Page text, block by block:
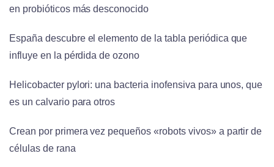
en probióticos más desconocido
España descubre el elemento de la tabla periódica que
influye en la pérdida de ozono
Helicobacter pylori: una bacteria inofensiva para unos, que
es un calvario para otros
Crean por primera vez pequeños «robots vivos» a partir de
células de rana